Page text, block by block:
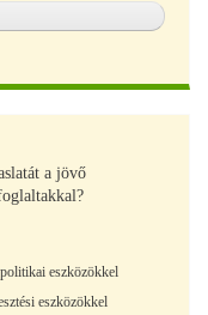
a jövő
eszközökkel
eszközökkel